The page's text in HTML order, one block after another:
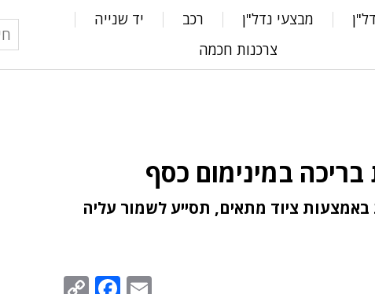
מבצעי נדל"ן רכב
יד שנייה
צרכנות חכמה
ציוד מתאים, תסייע לשמור עליה